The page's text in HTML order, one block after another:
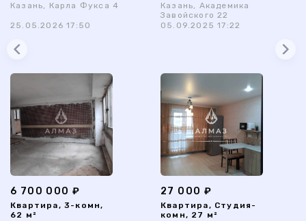
Казань, Карла Фукса 4
25.05.2026 17:50
Казань, Академика
Завойского 22
05.09.2025 17:22
6 700 000 ₽
Квартира, 3-комн,
62 м²
27 000 ₽
Квартира, Студия-
комн, 27 м²